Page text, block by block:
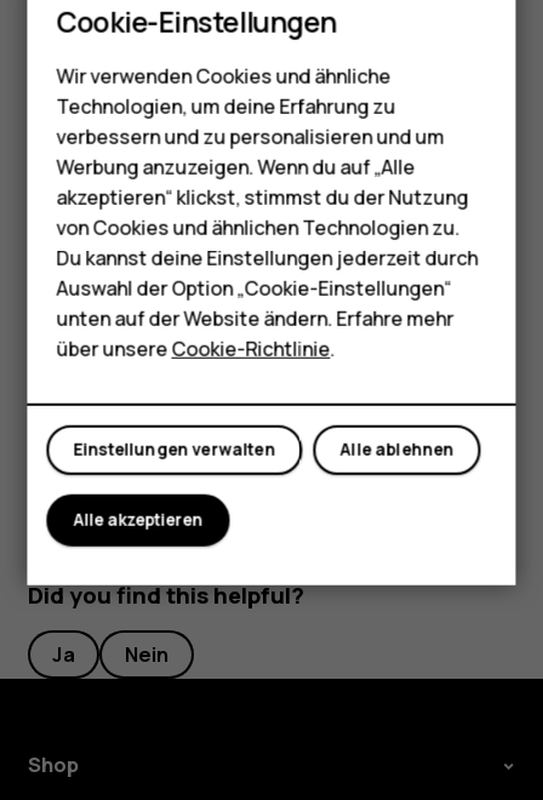
Feature Phones
Telefone für Senioren
Zubehör
HMD Terra M
Für Unternehmen
Tablets
Shop
Mein Konto
möglicherweise kleine Datenmengen über das
Mobilfunknetzwerk übertragen werden. Wenn Sie
Datenübertragungskosten vermeiden möchten,
beispielsweise auf Reisen, können Sie die mobile
Datenverbindung in Ihren Telefoneinstellungen
ausschalten.
Durch die WLAN-Netzwerk-Standortbestimmung wird die
Standortgenauigkeit erhöht, wenn keine Satellitensignale
verfügbar sind, besonders in Innenräumen und zwischen
hohen Gebäuden. Wenn Sie sich an einem Ort befinden, an
dem die WLAN-Nutzung eingeschränkt ist, können Sie
WLAN in Ihren Telefoneinstellungen ausschalten.
und schalten SieStandortein.
Did you find this helpful?
Ja Nein
Shop
Cookie-Einstellungen
Wir verwenden Cookies und ähnliche
Technologien, um deine Erfahrung zu
verbessern und zu personalisieren und um
Werbung anzuzeigen. Wenn du auf „Alle
akzeptieren“ klickst, stimmst du der Nutzung
von Cookies und ähnlichen Technologien zu.
Du kannst deine Einstellungen jederzeit durch
Auswahl der Option „Cookie-Einstellungen“
unten auf der Website ändern. Erfahre mehr
über unsereCookie-Richtlinie.
Alle ablehnen
Einstellungen verwalten
Alle akzeptieren